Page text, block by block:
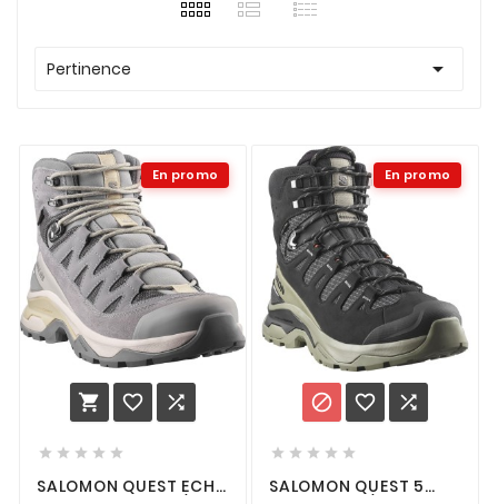
Pertinence 
En promo
  
    
SALOMON QUEST ECHO
En promo
  
    
SALOMON QUEST 5